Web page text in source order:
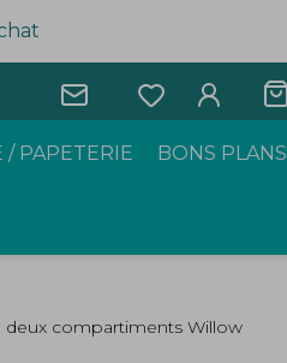
/ PAPETERIE BONS PLANS
compartiments Willow